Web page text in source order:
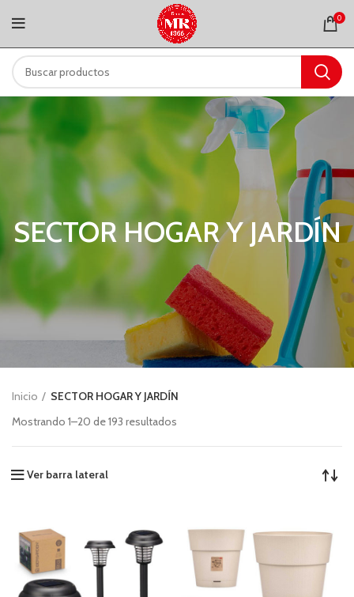
0
SECTOR HOGAR Y JARDÍN
Inicio
SECTOR HOGAR Y JARDÍN
Mostrando 1–20 de 193 resultados
Ver barra lateral